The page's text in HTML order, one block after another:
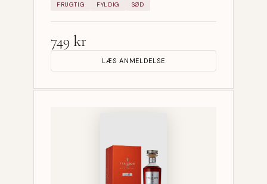
FRUGTIG FYLDIG SØD
749 kr
LÆS ANMELDELSE